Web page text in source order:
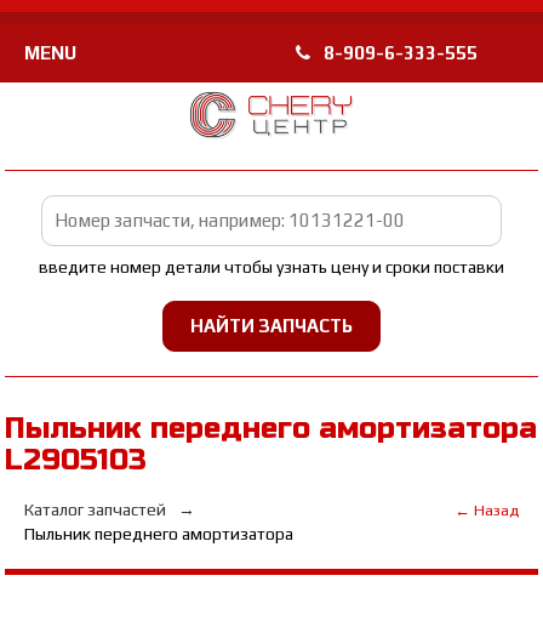
MENU 8-909-6-333-555
введите номер детали чтобы узнать цену и сроки поставки
Пыльник переднего амортизатора
L2905103
Каталог запчастей
Пыльник переднего амортизатора
← Назад